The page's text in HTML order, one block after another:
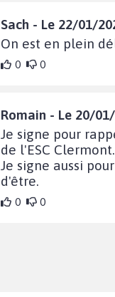
Sach - Le 22/01/
On est en plein
0 0
Romain - Le 20/
Je signe pour
de l'ESC Clermont.
Je signe aussi
d'être.
0 0